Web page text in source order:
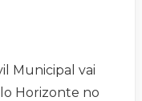
Municipal vai
Horizonte no